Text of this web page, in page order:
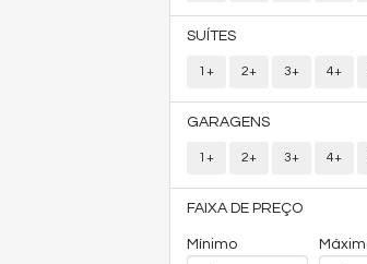
SUÍTES
1+ 2+ 3+ 4+
GARAGENS
1+ 2+ 3+ 4+
FAIXA DE PREÇO
Mínimo